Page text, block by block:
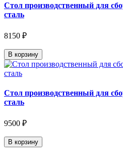
Стол производственный для
сталь
8150 ₽
В корзину
Стол производственный для
сталь
9500 ₽
В корзину